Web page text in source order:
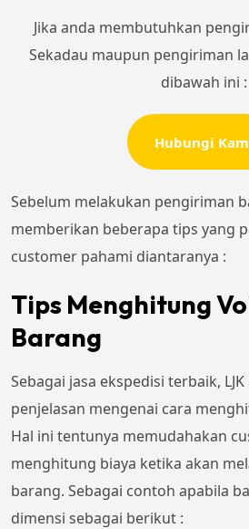
Jika anda membutuhkan
Sekadau maupun pengiriman
dibawah ini :
Hubungi
Sebelum melakukan pengiriman
memberikan beberapa tips yang
customer pahami diantaranya :
Tips Menghitung
Barang
Sebagai jasa ekspedisi terbaik,
penjelasan mengenai cara
Hal ini tentunya memudahakan
menghitung biaya ketika akan
barang. Sebagai contoh apabila
dimensi sebagai berikut :